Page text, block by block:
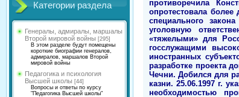
Категории раздела
Генералы, адмиралы, маршалы
Второй мировой войны [295]
В этом разделе будут помещены
короткие биографии генералов,
адмиралов, маршалов Второй
мировой войны
Педагогика и психология
Высшей школы [44]
Вопросы и ответы по курсу
"Педагогика Высшей школы"